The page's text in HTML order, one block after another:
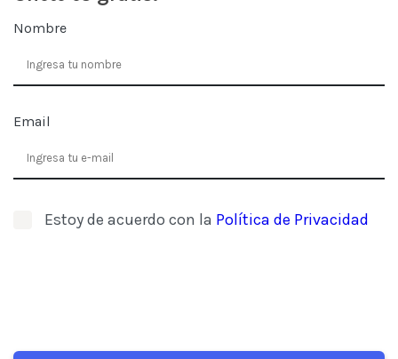
Nombre
Email
Estoy de acuerdo con la Política de Privacidad